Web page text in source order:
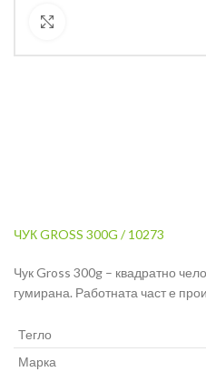
ЧУК GROSS 300G / 10273
Чук Gross 300g – квадратно
гумирана. Работната част е
Тегло
Марка